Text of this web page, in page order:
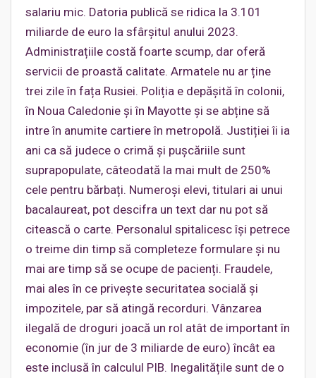
salariu mic. Datoria publică se ridica la 3.101
miliarde de euro la sfârșitul anului 2023.
Administrațiile costă foarte scump, dar oferă
servicii de proastă calitate. Armatele nu ar ține
trei zile în fața Rusiei. Poliția e depășită în colonii,
în Noua Caledonie și în Mayotte și se abține să
intre în anumite cartiere în metropolă. Justiției îi ia
ani ca să judece o crimă și pușcăriile sunt
suprapopulate, câteodată la mai mult de 250%
cele pentru bărbați. Numeroși elevi, titulari ai unui
bacalaureat, pot descifra un text dar nu pot să
citească o carte. Personalul spitalicesc își petrece
o treime din timp să completeze formulare și nu
mai are timp să se ocupe de pacienți. Fraudele,
mai ales în ce privește securitatea socială și
impozitele, par să atingă recorduri. Vânzarea
ilegală de droguri joacă un rol atât de important în
economie (în jur de 3 miliarde de euro) încât ea
este inclusă în calculul PIB. Inegalitățile sunt de o